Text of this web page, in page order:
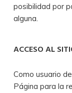
posibilidad por
alguna.
ACCESO AL
Como usuario
Página para la